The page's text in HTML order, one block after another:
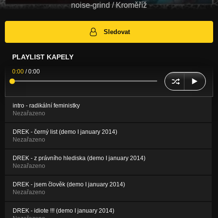
noise-grind / Kroměříž
Sledovat
PLAYLIST KAPELY
0:00 /0:00
intro - radikální feministky
Nezařazeno
DREK - černý list (demo I january 2014)
Nezařazeno
DREK - z právního hlediska (demo I january 2014)
Nezařazeno
DREK - jsem člověk (demo I january 2014)
Nezařazeno
DREK - idiote !!! (demo I january 2014)